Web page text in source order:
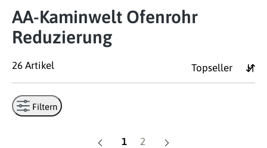
AA-Kaminwelt Ofenrohr
Reduzierung
26 Artikel
Filtern
Seite
1 Seite
2